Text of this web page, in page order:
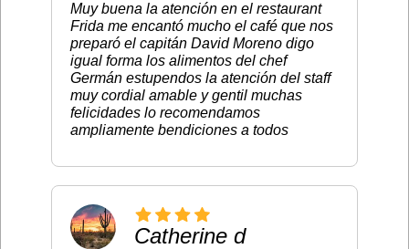
Muy buena la atención en el restaurant
Frida me encantó mucho el café que nos
preparó el capitán David Moreno digo
igual forma los alimentos del chef
Germán estupendos la atención del staff
muy cordial amable y gentil muchas
felicidades lo recomendamos
ampliamente bendiciones a todos
Catherine d